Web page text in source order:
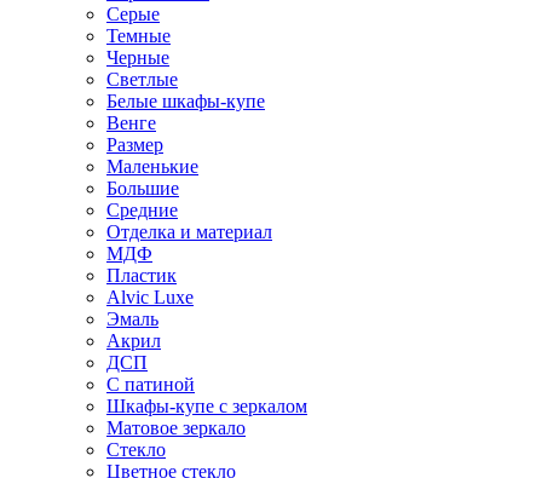
Серые
Темные
Черные
Светлые
Белые шкафы-купе
Венге
Размер
Маленькие
Большие
Средние
Отделка и материал
МДФ
Пластик
Alvic Luxe
Эмаль
Акрил
ДСП
С патиной
Шкафы-купе с зеркалом
Матовое зеркало
Стекло
Цветное стекло